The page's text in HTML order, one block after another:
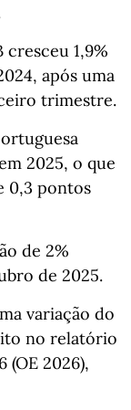
1,9%
após uma
trimestre.
2025, o que
0,3 pontos
de 2%
de 2025.
variação do
no relatório
(OE 2026),